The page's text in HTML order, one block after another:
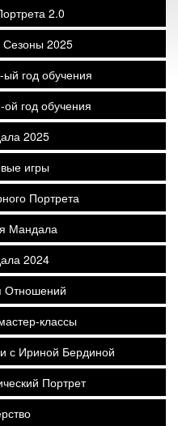
2.0
Сезоны 2025
год обучения
год обучения
2025
игры
Портрета
Мандала
2024
Отношений
классы
с Ириной Бердиной
Портрет